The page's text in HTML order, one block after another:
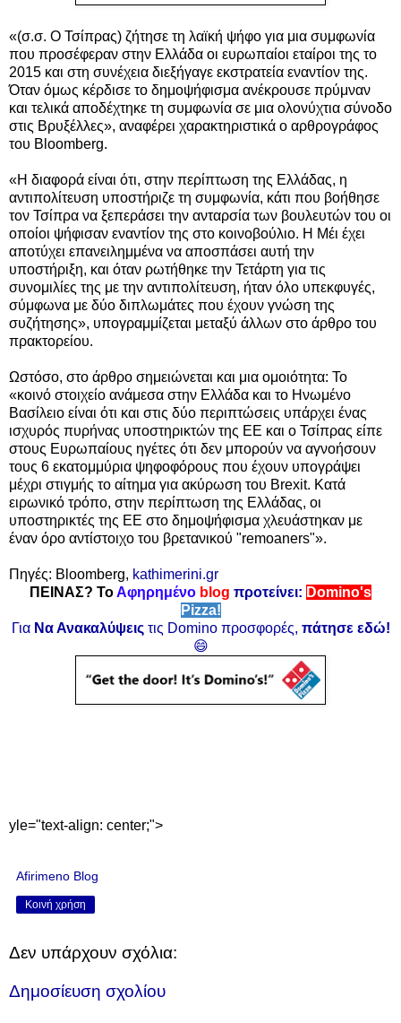
«(σ.σ. Ο Τσίπρας) ζήτησε τη λαϊκή ψήφο για μια συμφωνία
που προσέφεραν στην Ελλάδα οι ευρωπαίοι εταίροι της το
2015 και στη συνέχεια διεξήγαγε εκστρατεία εναντίον της.
Όταν όμως κέρδισε το δημοψήφισμα ανέκρουσε πρύμναν
και τελικά αποδέχτηκε τη συμφωνία σε μια ολονύχτια σύνοδο
στις Βρυξέλλες», αναφέρει χαρακτηριστικά ο αρθρογράφος
του Bloomberg.
«Η διαφορά είναι ότι, στην περίπτωση της Ελλάδας, η
αντιπολίτευση υποστήριζε τη συμφωνία, κάτι που βοήθησε
τον Τσίπρα να ξεπεράσει την ανταρσία των βουλευτών του οι
οποίοι ψήφισαν εναντίον της στο κοινοβούλιο. Η Μέι έχει
αποτύχει επανειλημμένα να αποσπάσει αυτή την
υποστήριξη, και όταν ρωτήθηκε την Τετάρτη για τις
συνομιλίες της με την αντιπολίτευση, ήταν όλο υπεκφυγές,
σύμφωνα με δύο διπλωμάτες που έχουν γνώση της
συζήτησης», υπογραμμίζεται μεταξύ άλλων στο άρθρο του
πρακτορείου.
Ωστόσο, στο άρθρο σημειώνεται και μια ομοιότητα: Το
«κοινό στοιχείο ανάμεσα στην Ελλάδα και το Ηνωμένο
Βασίλειο είναι ότι και στις δύο περιπτώσεις υπάρχει ένας
ισχυρός πυρήνας υποστηρικτών της ΕΕ και ο Τσίπρας είπε
στους Ευρωπαίους ηγέτες ότι δεν μπορούν να αγνοήσουν
τους 6 εκατομμύρια ψηφοφόρους που έχουν υπογράψει
μέχρι στιγμής το αίτημα για ακύρωση του Brexit. Κατά
ειρωνικό τρόπο, στην περίπτωση της Ελλάδας, οι
υποστηρικτές της ΕΕ στο δημοψήφισμα χλευάστηκαν με
έναν όρο αντίστοιχο του βρετανικού "remoaners"».
Πηγές: Bloomberg, kathimerini.gr
ΠΕΙΝΑΣ? ΤοΑφηρημένο blog προτείνει: Domino's
Pizza!
Για Να Ανακαλύψειςτις Domino προσφορές, πάτησε εδώ!
😄
yle="text-align: center;">
Afirimeno Blog
Κοινή χρήση
Δεν υπάρχουν σχόλια:
Δημοσίευση σχολίου